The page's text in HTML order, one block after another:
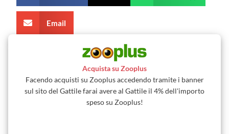
Email
Acquista su Zooplus
Facendo acquisti su Zooplus accedendo tramite i banner
sul sito del Gattile farai avere al Gattile il 4% dell'importo
speso su Zooplus!